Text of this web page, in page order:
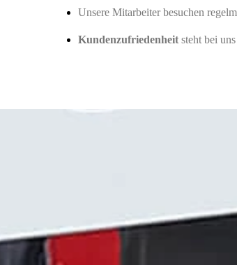
Unsere Mitarbeiter besuchen
Kundenzufriedenheitsteht bei uns